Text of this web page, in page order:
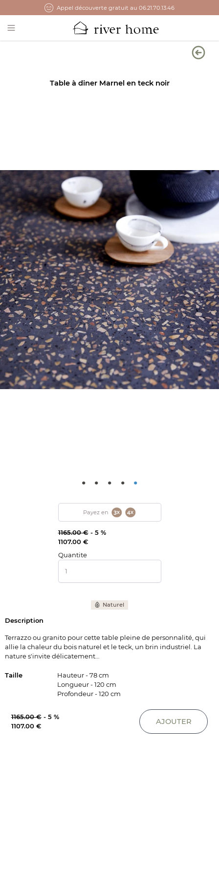
Appel découverte gratuit au 06.21.70.13.46
Open main menu
Table à diner Marnel en teck noir
• • • • •
Payez en
1165.00 €- 5 %
1107.00 €
Quantite
1165.00 €- 5 %
1107.00 €
AJOUTER
Naturel
Description
Terrazzo ou granito pour cette table pleine de personnalité, qui
allie la chaleur du bois naturel et le teck, un brin industriel. La
nature s'invite délicatement…
Taille
Hauteur - 78 cm
Longueur - 120 cm
Profondeur - 120 cm